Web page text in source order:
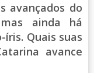
avançados do
ainda há
Quais suas
avance